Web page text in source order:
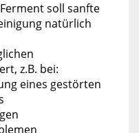
soll sanfte
natürlich
z.B. bei:
eines gestörten